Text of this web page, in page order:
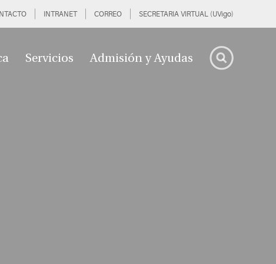
INTRANET CORREO SECRETARIA VIRTUAL (UVigo)
Servicios Admisión y Ayudas